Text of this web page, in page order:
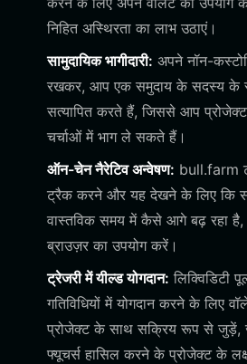
निहित अस्थिरता का लाभ उठाएं।
सामुदायिक भागीदारी: अपने नॉन-
रखकर, आप एक समुदाय के सदस्य के
सत्यापित करते हैं, जिससे आप प्रोजेक्ट
चर्चाओं में भाग ले सकते हैं।
ऑन-चेन नैरेटिव अन्वेषण: bull.farm
ट्रैक करने और यह देखने के लिए कि
वास्तविक समय में कैसे आगे बढ़ रहा
ब्राउज़र का उपयोग करें।
ट्रेजरी में यील्ड योगदान: लिक्विडिटी
गतिविधियों में योगदान करने के लिए
प्रोजेक्ट के साथ सक्रिय रूप से जुड़ें,
फ्यूचर्स हासिल करने के प्रोजेक्ट के